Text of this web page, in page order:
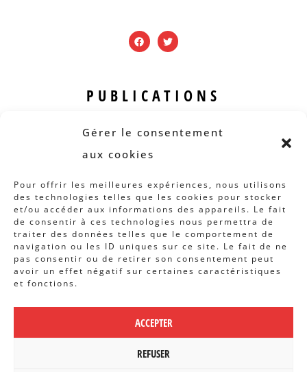
Gérer le consentement
aux cookies
Pour offrir les meilleures expériences, nous utilisons
des technologies telles que les cookies pour stocker
et/ou accéder aux informations des appareils. Le fait
de consentir à ces technologies nous permettra de
traiter des données telles que le comportement de
navigation ou les ID uniques sur ce site. Le fait de ne
pas consentir ou de retirer son consentement peut
avoir un effet négatif sur certaines caractéristiques
et fonctions.
ACCEPTER
REFUSER
PUBLICATIONS
Revue B.I.S.
Rapports et analyses
Articles
AUTRES INFOS
Actions
Concertation
Archives
POLITIQUE DE CONFIDENTIALITÉ|
CBCS ASBL | WEBDESIGN PAR